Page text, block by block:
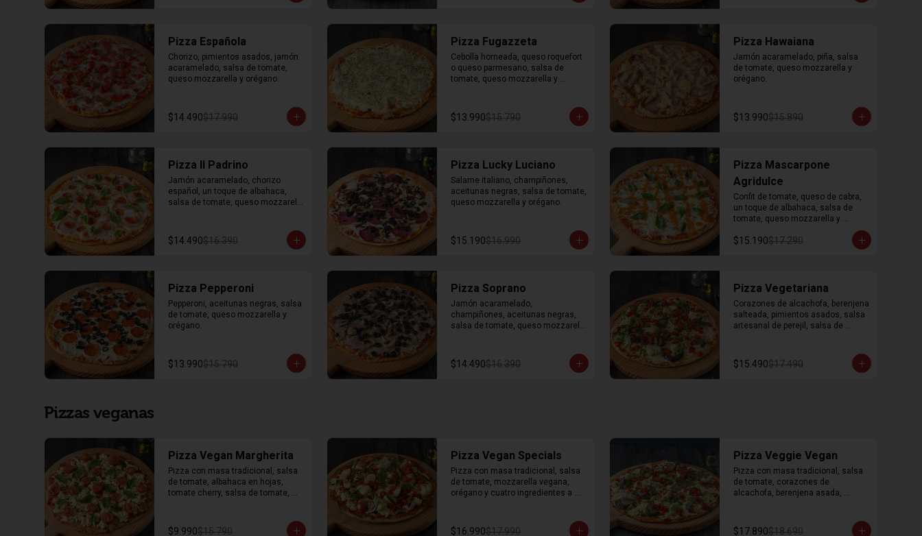
Pizza Española
Chorizo, pimientos asados, jamón
acaramelado, salsa de tomate,
queso mozzarella y orégano.
$14.490$17.990
Pizza Fugazzeta
Cebolla horneada, queso roquefort
o queso parmesano, salsa de
tomate, queso mozzarella y
$13.990$15.790
Pizza Hawaiana
Jamón acaramelado, piña, salsa
de tomate, queso mozzarella y
orégano.
$13.990$15.890
Pizza Il Padrino
Jamón acaramelado, chorizo
español, un toque de albahaca,
salsa de tomate, queso mozzarella
$14.490$16.390
Pizza Lucky Luciano
Salame italiano, champiñones,
aceitunas negras, salsa de tomate,
queso mozzarella y orégano.
$15.190$16.990
Pizza Mascarpone
Agridulce
Confit de tomate, queso de cabra,
un toque de albahaca, salsa de
tomate, queso mozzarella y
$15.190$17.290
Pizza Pepperoni
Pepperoni, aceitunas negras, salsa
de tomate, queso mozzarella y
orégano.
$13.990$15.790
Pizza Soprano
Jamón acaramelado,
champiñones, aceitunas negras,
salsa de tomate, queso mozzarella
$14.490$16.390
Pizza Vegetariana
Corazones de alcachofa, berenjena
salteada, pimientos asados, salsa
artesanal de perejil, salsa de
$15.490$17.490
Pizzas veganas
Pizza Vegan Margherita
Pizza con masa tradicional, salsa
de tomate, albahaca en hojas,
tomate cherry, salsa de tomate,
$9.990$15.790
Pizza Vegan Specials
Pizza con masa tradicional, salsa
de tomate, mozzarella vegana,
orégano y cuatro ingredientes a
$16.990$17.990
Pizza Veggie Vegan
Pizza con masa tradicional, salsa
de tomate, corazones de
alcachofa, berenjena asada,
mozzarella vegana y orégano.
$17.890$18.690